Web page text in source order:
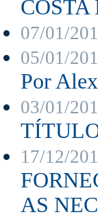
COSTA
07/01/
05/01/
Por
03/01/
17/12/
AS